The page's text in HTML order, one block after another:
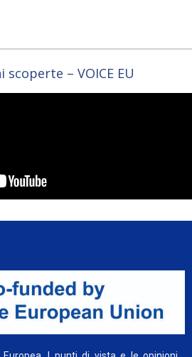
scoperte – VOICE EU